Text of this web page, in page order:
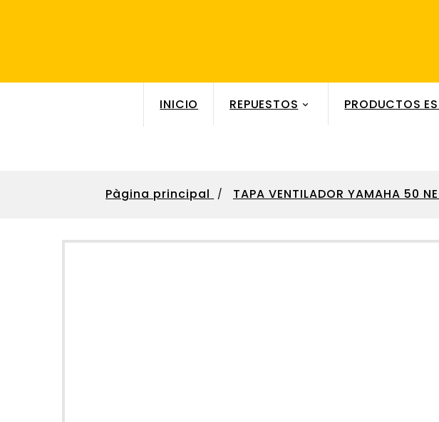
INICIO 
REPUESTOS PRODUCTOS
Pàgina principal TAPA VENTILADOR YAMAHA 50